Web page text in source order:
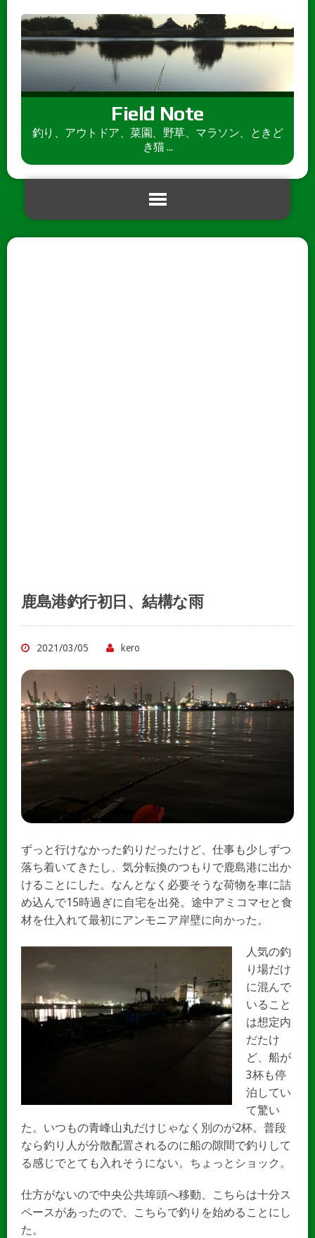
Field Note
釣り、アウトドア、菜園、野草、マラソン、ときど
き猫 ...
鹿島港釣行初日、結構な雨
2021/03/05 kero
ずっと行けなかった釣りだったけど、仕事も少しずつ
落ち着いてきたし、気分転換のつもりで鹿島港に出か
けることにした。なんとなく必要そうな荷物を車に詰
め込んで15時過ぎに自宅を出発。途中アミコマセと食
材を仕入れて最初にアンモニア岸壁に向かった。
人気の釣
り場だけ
に混んで
いること
は想定内
だたけ
ど、船が
3杯も停
泊してい
て驚い
た。いつもの青峰山丸だけじゃなく別のが2杯。普段
なら釣り人が分散配置されるのに船の隙間で釣りして
る感じでとても入れそうにない。ちょっとショック。
仕方がないので中央公共埠頭へ移動、こちらは十分ス
ペースがあったので、こちらで釣りを始めることにし
た。